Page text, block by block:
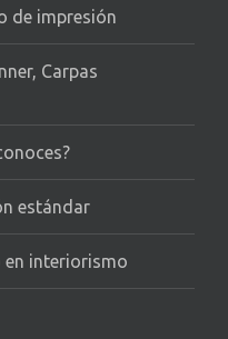
de impresión
Carpas
estándar
en interiorismo